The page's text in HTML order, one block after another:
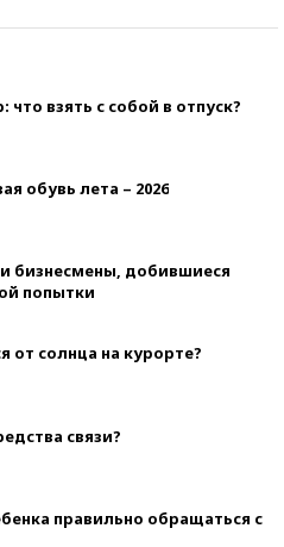
взять с собой в отпуск?
обувь лета – 2026
бизнесмены, добившиеся
попытки
от солнца на курорте?
связи?
правильно обращаться с